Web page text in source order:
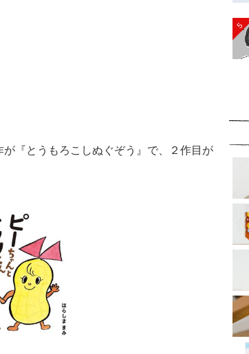
『とうもろこしぬぐぞう』で、２作目が
5